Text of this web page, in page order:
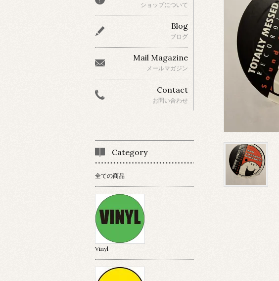
ショップについて
Blog
ブログ
Mail Magazine
メールマガジン
Contact
お問い合わせ
Category
全ての商品
Vinyl